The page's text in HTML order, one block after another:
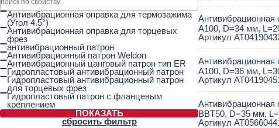
Антивибрационная оправка для термозажима
(Угол 4.5°)
Антивибрационная оправка для торцевых
фрез
антивибрационный патрон
Антивибрационный патрон Weldon
Антивибрационный цанговый патрон тип ER
Гидропластовый антивибрационный патрон
Гидропластовый антивибрационный патрон
для торцевых фрез
Гидропластовый патрон с фланцевым
креплением
ПОКАЗАТЬ
сбросить фильтр
Антивибрационная
A100, D=34 мм,
Артикул
Антивибрационная
A100, D=36 мм,
Артикул
Антивибрационная
BBT50, D=35 мм,
Артикул